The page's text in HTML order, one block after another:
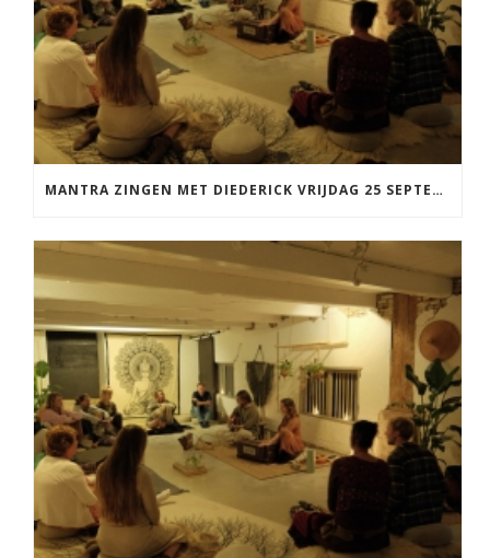
MANTRA ZINGEN MET DIEDERICK VRIJDAG 25 SEPTEMBER EN 20 NOVEMBER